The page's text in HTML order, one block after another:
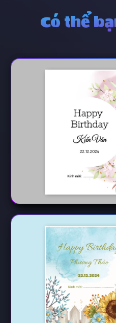
Có thể